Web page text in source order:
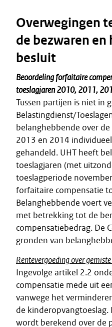
Overwegingen
de bezwaren
besluit
Beoordeling forfaitaire
toeslagjaren 2010, 2011,
Tussen partijen is niet in
Belastingdienst/
belanghebbende over
2013 en 2014
gehandeld. UHT heeft
toeslagjaren (met
toeslagperiode
forfaitaire compensatie
Belanghebbende voert
met betrekking tot de
compensatiebedrag. De
gronden van
Rentevergoeding over
Ingevolge artikel 2.2
compensatie mede uit
vanwege het
de
wordt berekend over de